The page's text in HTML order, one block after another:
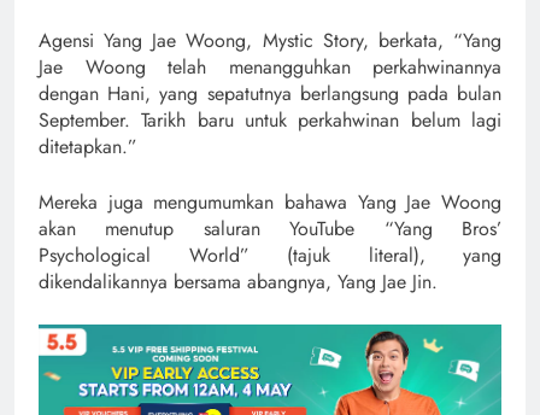
Agensi Yang Jae Woong, Mystic Story, berkata, “Yang
Jae Woong telah menangguhkan perkahwinannya
dengan Hani, yang sepatutnya berlangsung pada bulan
September. Tarikh baru untuk perkahwinan belum lagi
ditetapkan.”
Mereka juga mengumumkan bahawa Yang Jae Woong
akan menutup saluran YouTube “Yang Bros’
Psychological World” (tajuk literal), yang
dikendalikannya bersama abangnya, Yang Jae Jin.